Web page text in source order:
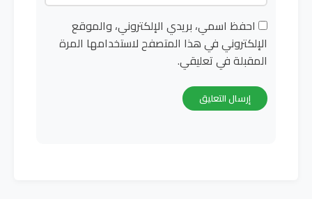
احفظ اسمي، بريدي الإلكتروني، والموقع
الإلكتروني في هذا المتصفح لاستخدامها المرة
المقبلة في تعليقي.